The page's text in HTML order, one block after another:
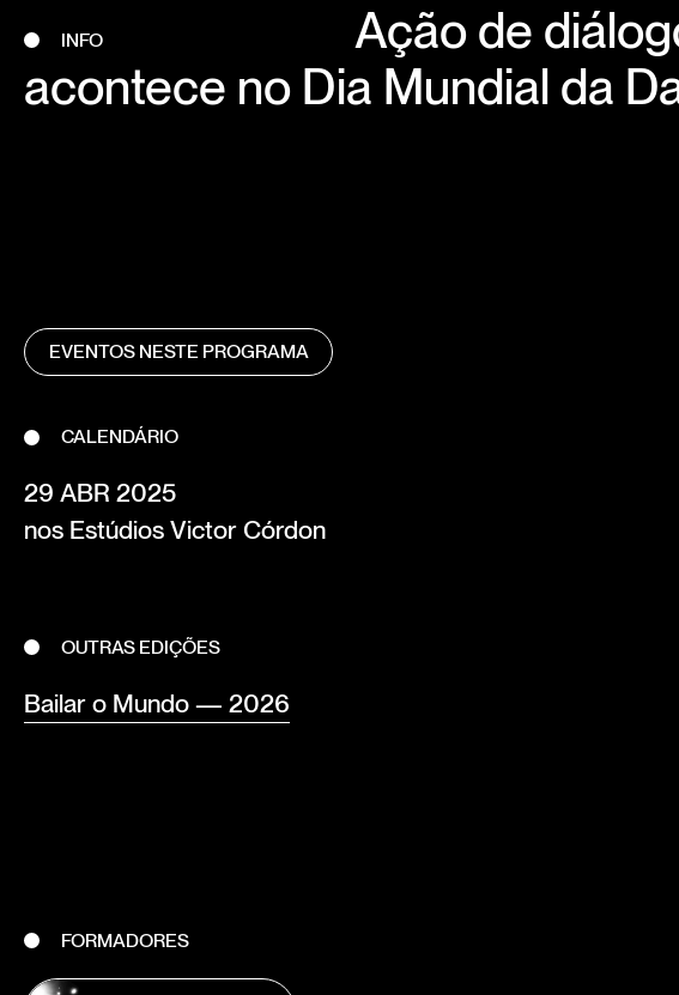
INFO
Ação de
acontece no Dia Mundial da
EVENTOS NESTE PROGRAMA
CALENDÁRIO
29 ABR 2025
nos Estúdios Victor Córdon
OUTRAS EDIÇÕES
Bailar o Mundo — 2026
FORMADORES